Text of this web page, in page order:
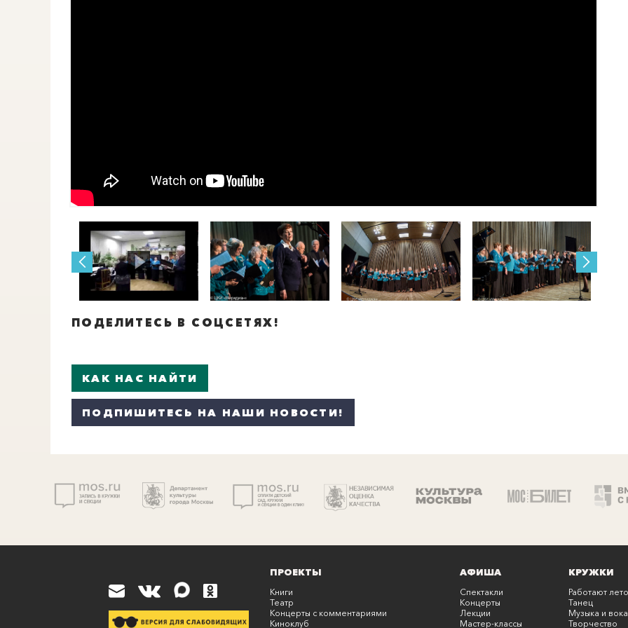
Является финалистом и дипломантом различных конкурсов и кинофестивалей.
ПОДЕЛИТЕСЬ В СОЦСЕТЯХ!
КАК НАС НАЙТИ
ПОДПИШИТЕСЬ НА НАШИ НОВОСТИ!
ПРОЕКТЫ
Книги
Театр
Концерты с комментариями
Киноклуб
АФИША
Спектакли
Концерты
Лекции
Мастер-классы
КРУЖКИ
Работают
Танец
Музыка и
Творчество